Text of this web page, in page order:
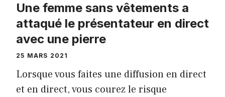
Une femme sans vêtements a
attaqué le présentateur en direct
avec une pierre
25 MARS 2021
Lorsque vous faites une diffusion en direct
et en direct, vous courez le risque